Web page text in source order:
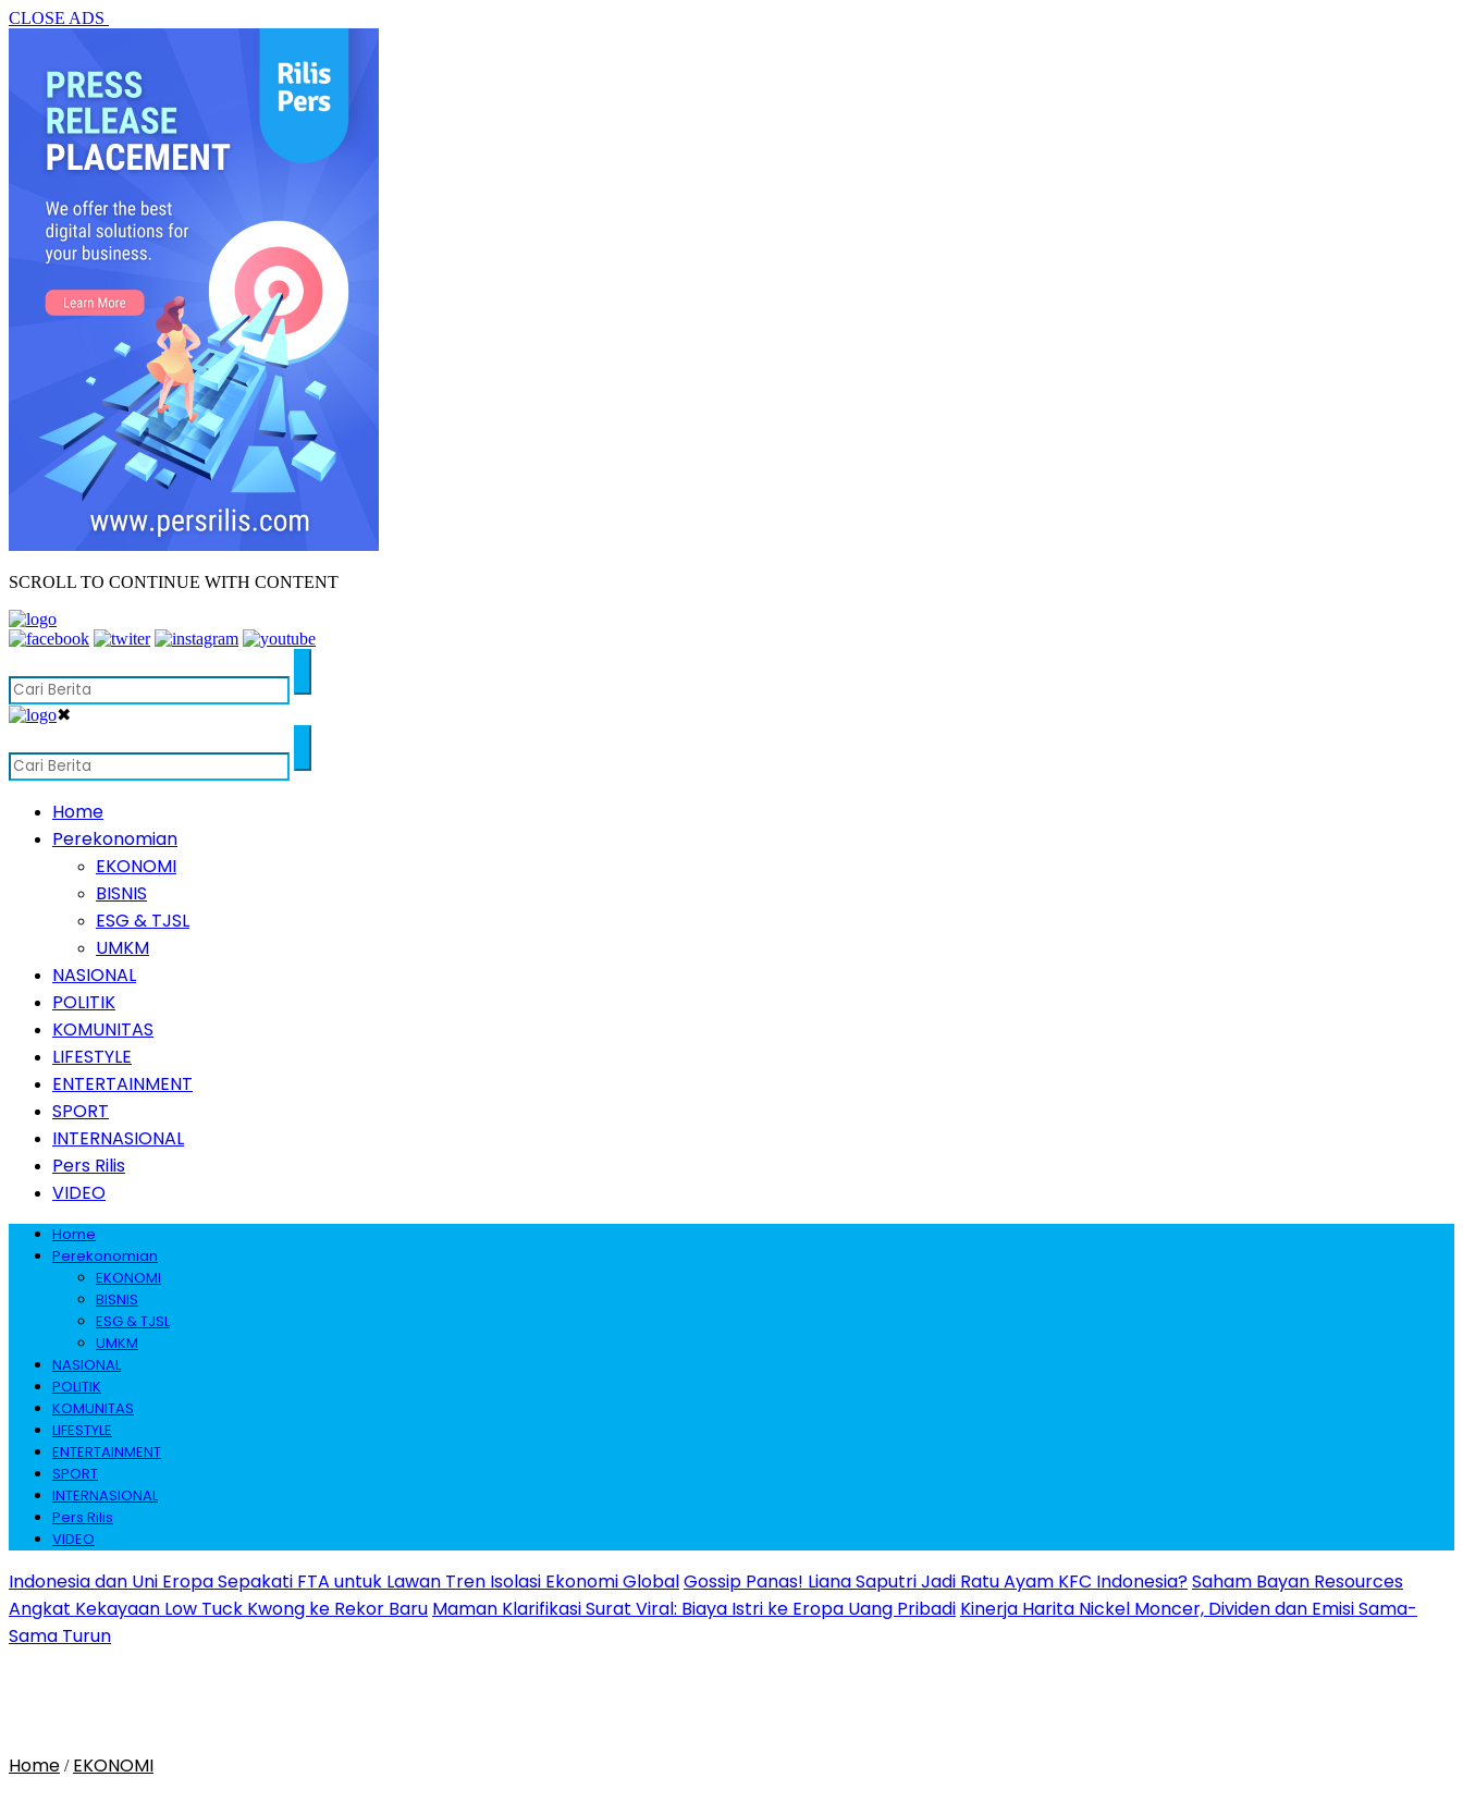
CLOSE ADS
SCROLL TO CONTINUE WITH CONTENT
✖
Home
Perekonomian
EKONOMI
BISNIS
ESG & TJSL
UMKM
NASIONAL
POLITIK
KOMUNITAS
LIFESTYLE
ENTERTAINMENT
SPORT
INTERNASIONAL
Pers Rilis
VIDEO
Home
Perekonomian
EKONOMI
BISNIS
ESG & TJSL
UMKM
NASIONAL
POLITIK
KOMUNITAS
LIFESTYLE
ENTERTAINMENT
SPORT
INTERNASIONAL
Pers Rilis
VIDEO
Indonesia dan Uni Eropa Sepakati FTA untuk Lawan Tren Isolasi Ekonomi GlobalGossip Panas! Liana Saputri Jadi Ratu Ayam KFC Indonesia?Saham Bayan Resources
Angkat Kekayaan Low Tuck Kwong ke Rekor Baru Maman Klarifikasi Surat Viral: Biaya Istri ke Eropa Uang Pribadi Kinerja Harita Nickel Moncer, Dividen dan Emisi Sama-
Sama Turun
Home / EKONOMI